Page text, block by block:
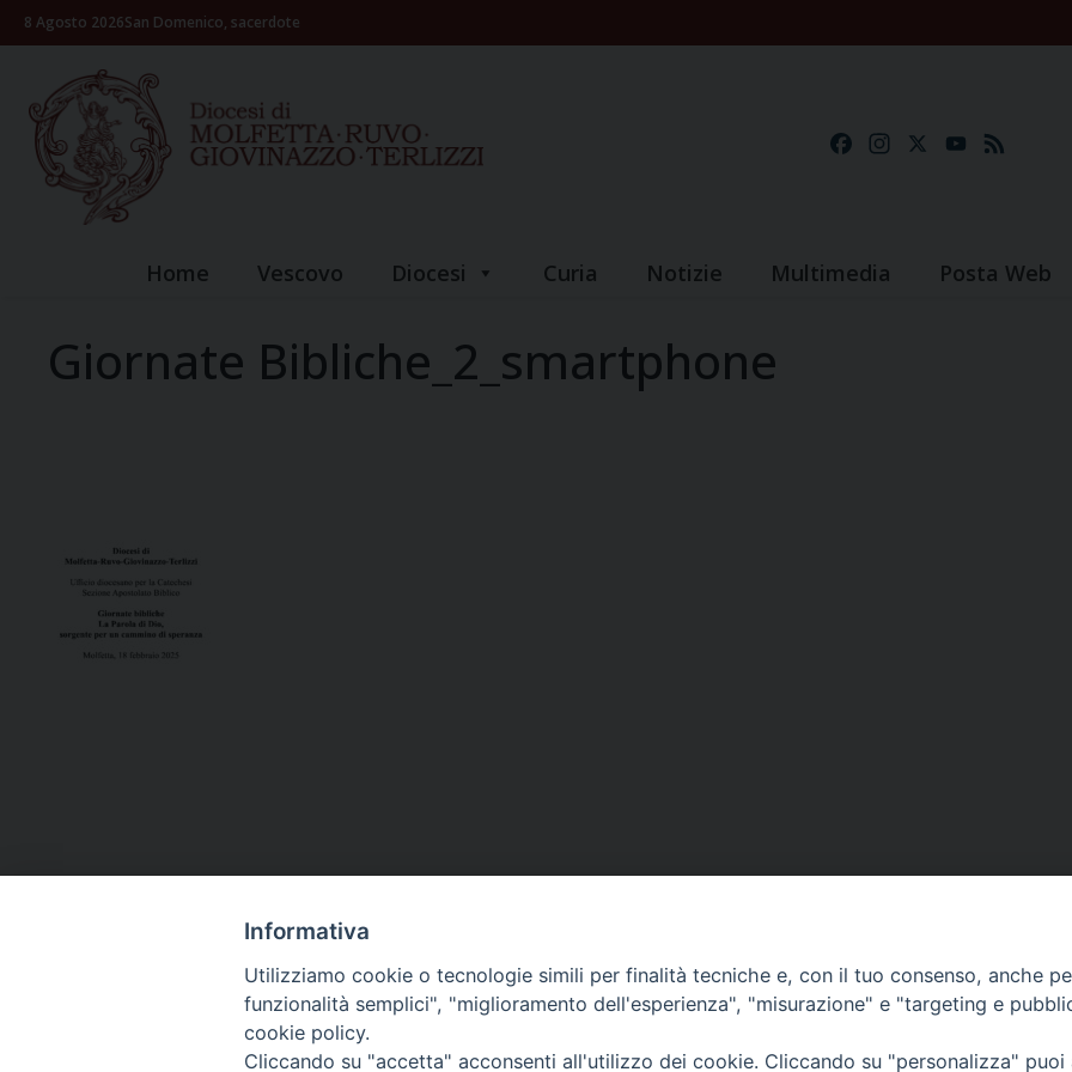
Skip8 Agosto 2026San Domenico, sacerdote
FacebookInstagramYouTube
Home Vescovo Diocesi Curia Notizie Multimedia Posta Web
Giornate Bibliche_2_smartphone
Ufficio Comunicazioni sociali
Informativa
Utilizziamo cookie o tecnologie simili per finalità tecniche e, con il tuo consenso, anche
funzionalità semplici", "miglioramento dell'esperienza", "misurazione" e "targeting e
cookie policy.
Cliccando su "accetta" acconsenti all'utilizzo dei cookie. Cliccando su "personalizza"